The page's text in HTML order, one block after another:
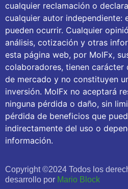
cualquier reclamación o
cualquier autor independiente:
pueden ocurrir. Cualquier
análisis, cotización y otras
esta página web, por MolFx,
colaboradores, tienen carácter
de mercado y no constituyen
inversión. MolFx no aceptará
ninguna pérdida o daño, sin
pérdida de beneficios que
indirectamente del uso o
información.
Copyright ©2024 Todos los
desarrollo por Mario Block